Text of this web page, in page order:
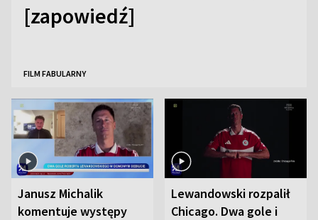
[zapowiedź]
FILM FABULARNY
Janusz Michalik
komentuje występy
Lewandowski rozpalił
Chicago. Dwa gole i